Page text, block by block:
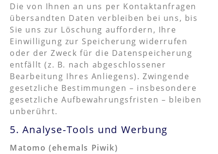
Die von Ihnen an uns per Kontaktanfragen
übersandten Daten verbleiben bei uns, bis
Sie uns zur Löschung auffordern, Ihre
Einwilligung zur Speicherung widerrufen
oder der Zweck für die Datenspeicherung
entfällt (z. B. nach abgeschlossener
Bearbeitung Ihres Anliegens). Zwingende
gesetzliche Bestimmungen – insbesondere
gesetzliche Aufbewahrungsfristen – bleiben
unberührt.
5. Analyse-Tools und Werbung
Matomo (ehemals Piwik)